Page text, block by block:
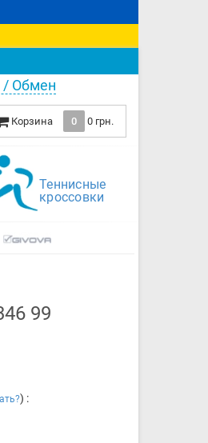
/ Обмен
Корзина 0 0 грн.
Теннисные
кроссовки
99
) :